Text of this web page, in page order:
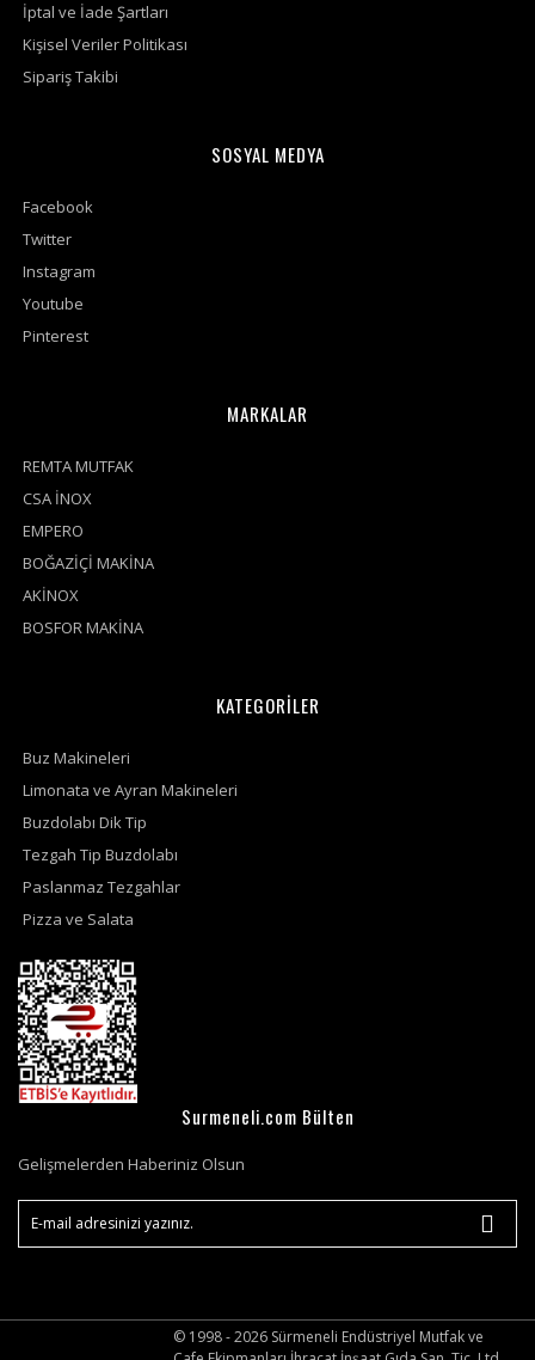
İptal ve İade Şartları
Kişisel Veriler Politikası
Sipariş Takibi
SOSYAL MEDYA
Facebook
Twitter
Instagram
Youtube
Pinterest
MARKALAR
REMTA MUTFAK
CSA İNOX
EMPERO
BOĞAZİÇİ MAKİNA
AKİNOX
BOSFOR MAKİNA
KATEGORİLER
Buz Makineleri
Limonata ve Ayran Makineleri
Buzdolabı Dik Tip
Tezgah Tip Buzdolabı
Paslanmaz Tezgahlar
Pizza ve Salata
Surmeneli.com Bülten
Gelişmelerden Haberiniz Olsun
© 1998 - 2026 Sürmeneli Endüstriyel Mutfak ve